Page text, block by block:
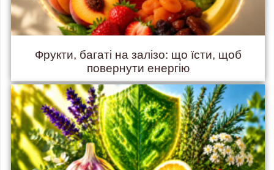
Фрукти, багаті на залізо: що їсти, щоб
повернути енергію